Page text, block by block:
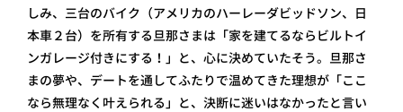
しみ、三台のバイク（アメリカのハーレーダビッドソン、日
本車２台）を所有する旦那さまは「家を建てるならビルトイ
ンガレージ付きにする！」と、心に決めていたそう。旦那さ
まの夢や、デートを通してふたりで温めてきた理想が「ここ
なら無理なく叶えられる」と、決断に迷いはなかったと言い